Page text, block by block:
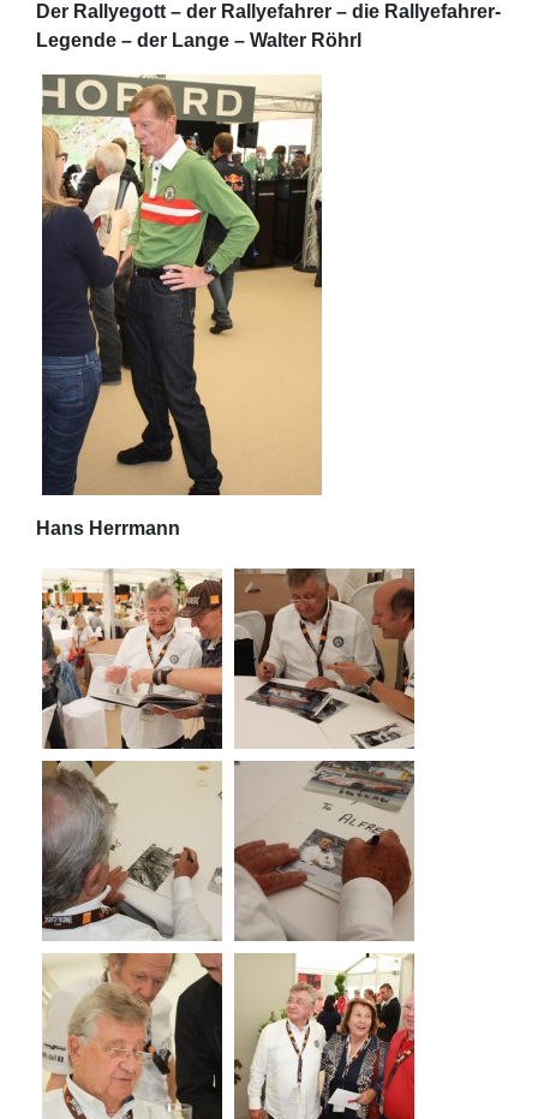
Der Rallyegott – der Rallyefahrer – die Rallyefahrer-
Legende – der Lange – Walter Röhrl
Hans Herrmann